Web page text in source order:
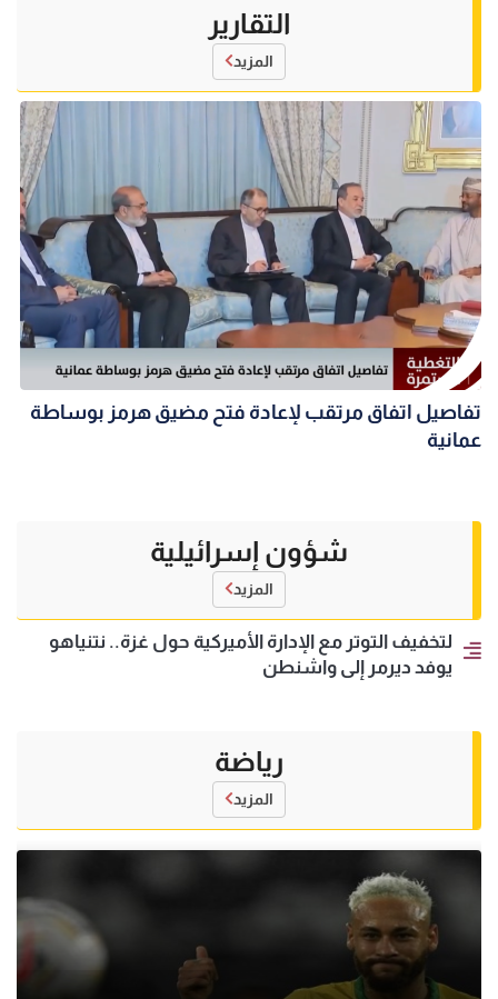
التقارير
المزيد
تفاصيل اتفاق مرتقب لإعادة فتح مضيق هرمز بوساطة
عمانية
شؤون إسرائيلية
المزيد
لتخفيف التوتر مع الإدارة الأميركية حول غزة.. نتنياهو
يوفد ديرمر إلى واشنطن
رياضة
المزيد